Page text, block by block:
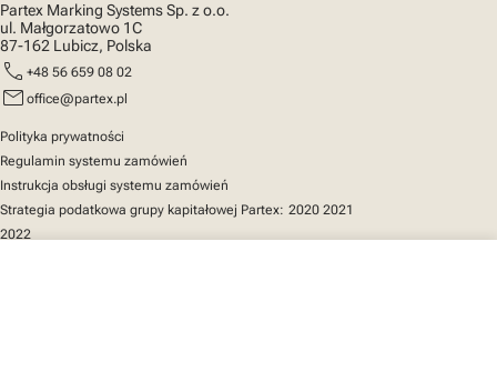
Partex Marking Systems Sp. z o.o.
ul. Małgorzatowo 1C
87-162 Lubicz, Polska
call +48 56 659 08 02
mail office@partex.pl
Polityka prywatności
Regulamin systemu zamówień
Instrukcja obsługi systemu zamówień
Strategia podatkowa grupy kapitałowej Partex: 2020 2021
2022